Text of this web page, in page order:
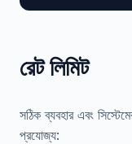
রেট লিমিট
সঠিক ব্যবহার এবং
প্রযোজ্য: